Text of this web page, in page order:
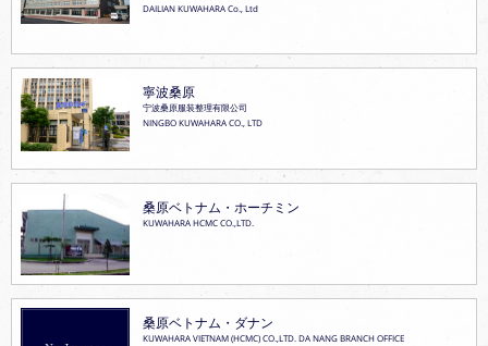
DAILIAN KUWAHARA Co., Ltd
寧波桑原
宁波桑原服装整理有限公司
NINGBO KUWAHARA CO., LTD
桑原ベトナム・ホーチミン
KUWAHARA HCMC CO.,LTD.
桑原ベトナム・ダナン
KUWAHARA VIETNAM (HCMC) CO.,LTD. DA NANG BRANCH OFFICE